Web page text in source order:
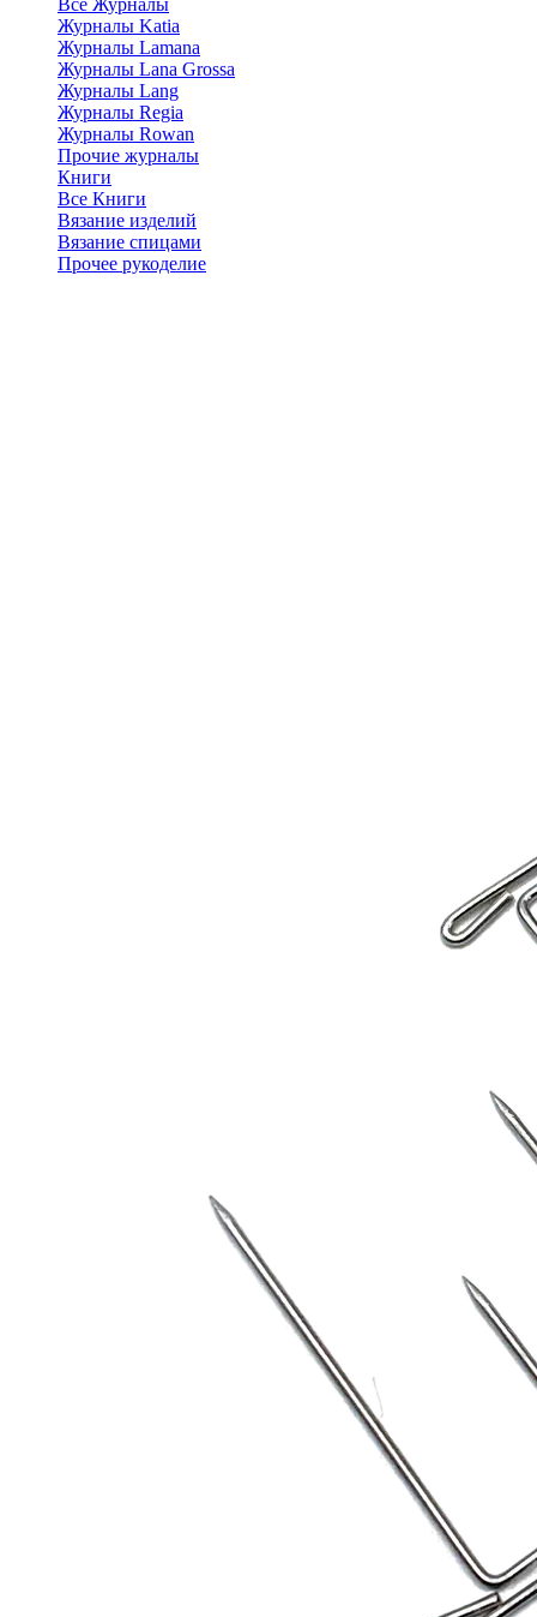
Журналы Katia
Журналы Lamana
Журналы Lana Grossa
Журналы Lang
Журналы Regia
Журналы Rowan
Прочие журналы
Книги
Все Книги
Вязание изделий
Вязание спицами
Прочее рукоделие